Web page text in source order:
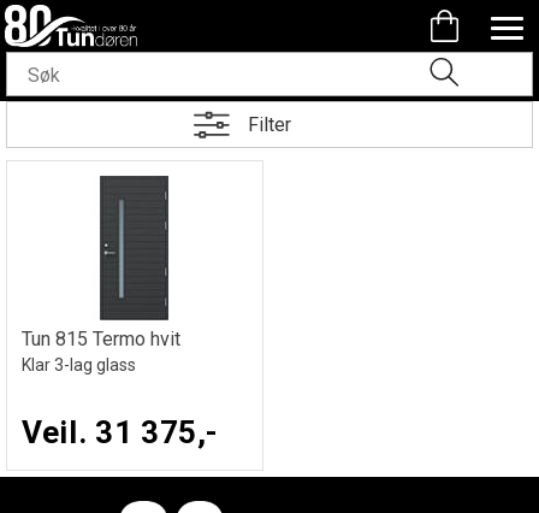
Filter
Tun 815 Termo hvit
Klar 3-lag glass
Veil. 31 375,-